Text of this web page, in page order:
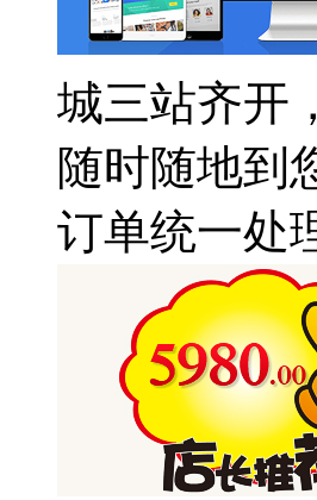
城三站齐开
随时随地到
订单统一处